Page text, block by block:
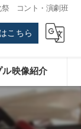
祭 コント・演劇班
こちら
映像紹介